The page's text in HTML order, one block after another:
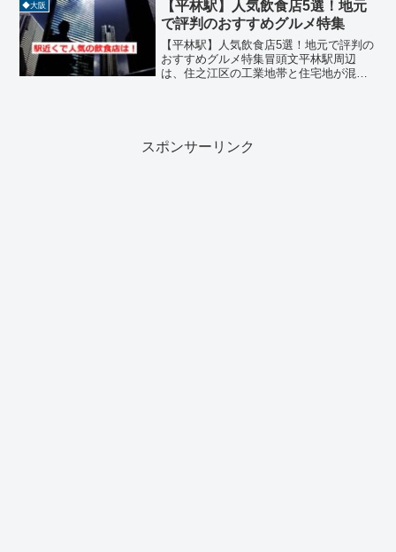
なジャンルの飲食店が立...
◆大阪
【平林駅】人気飲食店5選！地元
で評判のおすすめグルメ特集
【平林駅】人気飲食店5選！地元で評判の
おすすめグルメ特集冒頭文平林駅周辺
は、住之江区の工業地帯と住宅地が混在
スポンサーリンク